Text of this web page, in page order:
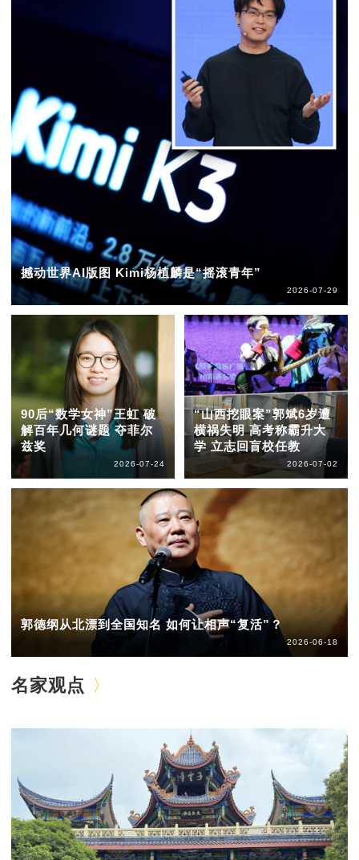
撼动世界AI版图 Kimi杨植麟是“摇滚青年”
2026-07-29
90后“数学女神”王虹 破
解百年几何谜题 夺菲尔
兹奖
2026-07-24
“山西挖眼案”郭斌6岁遭
横祸失明 高考称霸升大
学 立志回盲校任教
2026-07-02
郭德纲从北漂到全国知名 如何让相声“复活”？
2026-06-18
名家观点